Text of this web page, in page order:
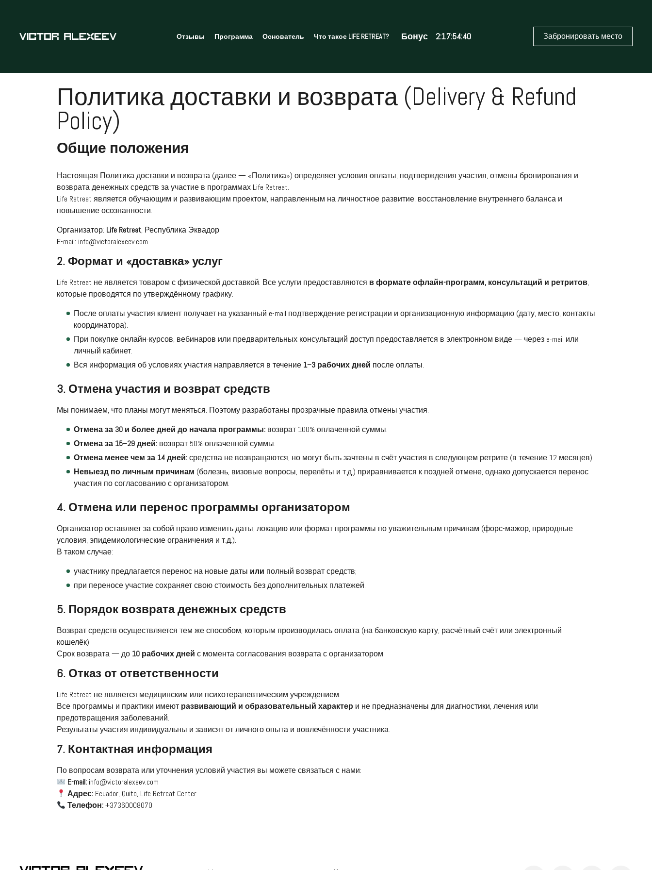
Отзывы Программа Основатель Что такое LIFE RETREAT? Бонус 2:17:54:40 Забронировать место
Политика доставки и возврата (Delivery & Refund
Policy)
Общие положения
Настоящая Политика доставки и возврата (далее — «Политика») определяет условия оплаты, подтверждения участия, отмены бронирования и
возврата денежных средств за участие в программах Life Retreat.
Life Retreat является обучающим и развивающим проектом, направленным на личностное развитие, восстановление внутреннего баланса и
повышение осознанности.
Организатор: Life Retreat, Республика Эквадор
E-mail: info@victoralexeev.com
2. Формат и «доставка» услуг
Life Retreat не является товаром с физической доставкой. Все услуги предоставляются в формате офлайн-программ, консультаций и ретритов,
которые проводятся по утверждённому графику.
После оплаты участия клиент получает на указанный e-mail подтверждение регистрации и организационную информацию (дату, место, контакты
координатора).
При покупке онлайн-курсов, вебинаров или предварительных консультаций доступ предоставляется в электронном виде — через e-mail или
личный кабинет.
Вся информация об условиях участия направляется в течение 1–3 рабочих дней после оплаты.
3. Отмена участия и возврат средств
Мы понимаем, что планы могут меняться. Поэтому разработаны прозрачные правила отмены участия:
Отмена за 30 и более дней до начала программы: возврат 100% оплаченной суммы.
Отмена за 15–29 дней: возврат 50% оплаченной суммы.
Отмена менее чем за 14 дней:средства не возвращаются, но могут быть зачтены в счёт участия в следующем ретрите (в течение 12 месяцев).
Невыезд по личным причинам (болезнь, визовые вопросы, перелёты и т.д.) приравнивается к поздней отмене, однако допускается перенос
участия по согласованию с организатором.
4. Отмена или перенос программы организатором
Организатор оставляет за собой право изменить даты, локацию или формат программы по уважительным причинам (форс-мажор, природные
условия, эпидемиологические ограничения и т.д.).
В таком случае:
участнику предлагается перенос на новые даты или полный возврат средств;
при переносе участие сохраняет свою стоимость без дополнительных платежей.
5. Порядок возврата денежных средств
Возврат средств осуществляется тем же способом, которым производилась оплата (на банковскую карту, расчётный счёт или электронный
кошелёк).
Срок возврата — до 10 рабочих дней с момента согласования возврата с организатором.
6. Отказ от ответственности
Life Retreat не является медицинским или психотерапевтическим учреждением.
Все программы и практики имеют развивающий и образовательный характер и не предназначены для диагностики, лечения или
предотвращения заболеваний.
Результаты участия индивидуальны и зависят от личного опыта и вовлечённости участника.
7. Контактная информация
По вопросам возврата или уточнения условий участия вы можете связаться с нами:
E-mail: info@victoralexeev.com
Адрес: Ecuador, Quito, Life Retreat Center
Телефон:+37360008070